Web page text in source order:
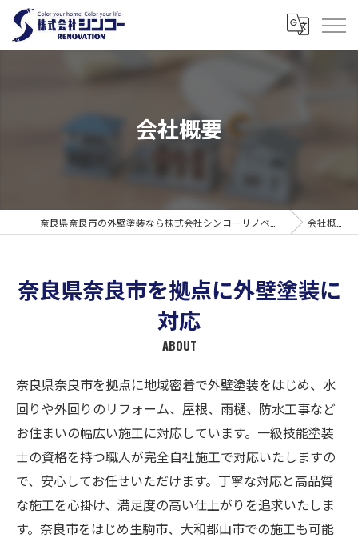
会社概要
会社概要
奈良県奈良市を拠点に外壁塗装に
対応
ABOUT
奈良県奈良市を拠点に地域密着で外壁塗装をはじめ、水
回りや外回りのリフォーム、屋根、雨樋、防水工事など
お住まいの幅広い施工に対応しています。一級技能塗装
士の資格を持つ職人が完全自社施工で対応いたしますの
で、安心してお任せいただけます。丁寧な対応と高品質
な施工を心掛け、満足度の高い仕上がりを追求いたしま
す。奈良市をはじめ生駒市、大和郡山市での施工も可能